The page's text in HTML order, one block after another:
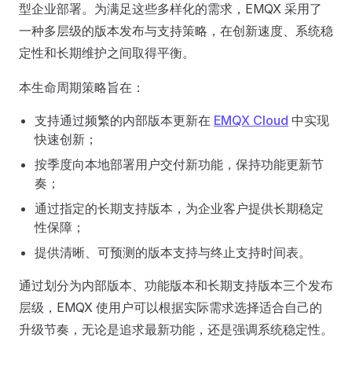
型企业部署。为满足这些多样化的需求，EMQX 采用了
一种多层级的版本发布与支持策略，在创新速度、系统稳
定性和长期维护之间取得平衡。
本生命周期策略旨在：
支持通过频繁的内部版本更新在 EMQX Cloud 中实现
快速创新；
按季度向本地部署用户交付新功能，保持功能更新节
奏；
通过指定的长期支持版本，为企业客户提供长期稳定
性保障；
提供清晰、可预测的版本支持与终止支持时间表。
通过划分为内部版本、功能版本和长期支持版本三个发布
层级，EMQX 使用户可以根据实际需求选择适合自己的
升级节奏，无论是追求最新功能，还是强调系统稳定性。